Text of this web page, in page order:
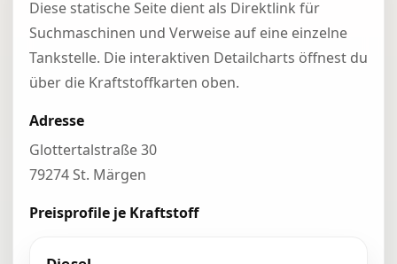
Diese statische Seite dient als Direktlink für
Suchmaschinen und Verweise auf eine einzelne
Tankstelle. Die interaktiven Detailcharts öffnest du
über die Kraftstoffkarten oben.
Adresse
Glottertalstraße 30
79274 St. Märgen
Preisprofile je Kraftstoff